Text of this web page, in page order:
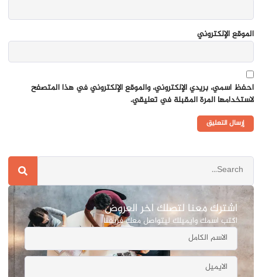
الموقع الإلكتروني
احفظ اسمي، بريدي الإلكتروني، والموقع الإلكتروني في هذا المتصفح
لاستخدامها المرة المقبلة في تعليقي.
اشترك معنا لتصلك اخر العروض
اكتب اسمك وايميلك ليتواصل معك فريقنا